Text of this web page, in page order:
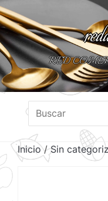
RED
Inicio/Sin